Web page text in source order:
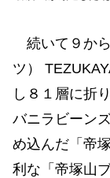
続いて９か
ツ）
し８１層に折
バニラビーン
め込んだ「帝
利な「帝塚山